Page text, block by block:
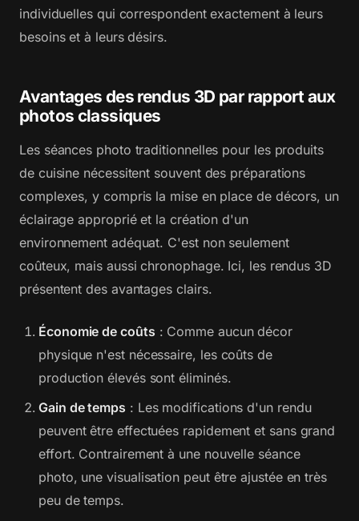
individuelles qui correspondent exactement à leurs
besoins et à leurs désirs.
Avantages des rendus 3D par rapport aux
photos classiques
Les séances photo traditionnelles pour les produits
de cuisine nécessitent souvent des préparations
complexes, y compris la mise en place de décors, un
éclairage approprié et la création d'un
environnement adéquat. C'est non seulement
coûteux, mais aussi chronophage. Ici, les rendus 3D
présentent des avantages clairs.
Économie de coûts : Comme aucun décor
physique n'est nécessaire, les coûts de
production élevés sont éliminés.
Gain de temps : Les modifications d'un rendu
peuvent être effectuées rapidement et sans grand
effort. Contrairement à une nouvelle séance
photo, une visualisation peut être ajustée en très
peu de temps.